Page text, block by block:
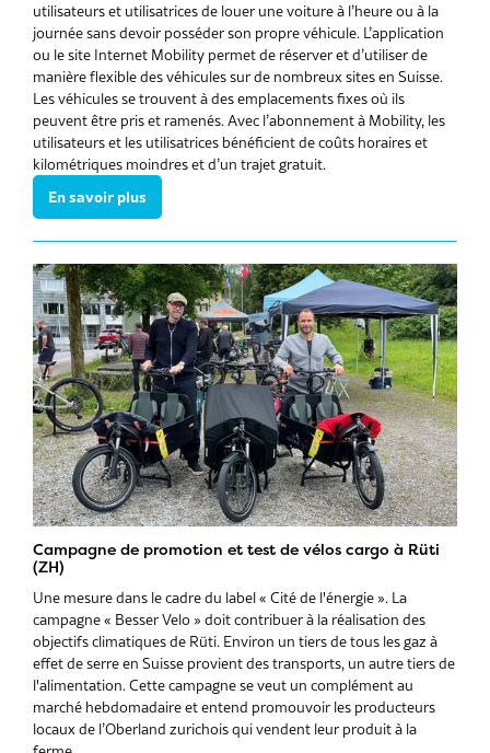
utilisateurs et utilisatrices de louer une voiture à l’heure ou à la
journée sans devoir posséder son propre véhicule. L’application
ou le site Internet Mobility permet de réserver et d’utiliser de
manière flexible des véhicules sur de nombreux sites en Suisse.
Les véhicules se trouvent à des emplacements fixes où ils
peuvent être pris et ramenés. Avec l’abonnement à Mobility, les
utilisateurs et les utilisatrices bénéficient de coûts horaires et
kilométriques moindres et d’un trajet gratuit.
En savoir plus
Campagne de promotion et test de vélos cargo à Rüti
(ZH)
Une mesure dans le cadre du label « Cité de l'énergie ». La
campagne « Besser Velo » doit contribuer à la réalisation des
objectifs climatiques de Rüti. Environ un tiers de tous les gaz à
effet de serre en Suisse provient des transports, un autre tiers de
l'alimentation. Cette campagne se veut un complément au
marché hebdomadaire et entend promouvoir les producteurs
locaux de l’Oberland zurichois qui vendent leur produit à la